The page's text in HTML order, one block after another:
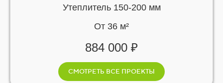
Утеплитель 150-200 мм
От 36 м²
884 000 ₽
СМОТРЕТЬ ВСЕ ПРОЕКТЫ